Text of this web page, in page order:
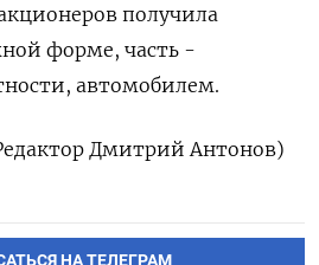
получила
форме, часть -
автомобилем.
‌Дмитрий Антонов)
НА ТЕЛЕГРАМ